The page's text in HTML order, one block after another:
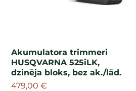
Akumulatora trimmeri
HUSQVARNA 525iLK,
dzinēja bloks, bez ak./lād.
Cena
479,00 €